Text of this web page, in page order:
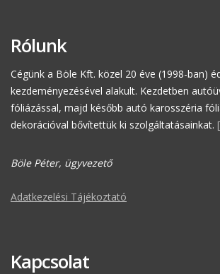
Rólunk
Cégünk a Böle Kft. közel 20 éve (1998-ban)
kezdeményezésével alakult. Kezdetben
fóliázással, majd később autó karosszéria
dekorációval bővítettük ki szolgáltatásainkat.
Böle Péter, ügyvezető
Adatkezelési Tájékoztató
Kapcsolat